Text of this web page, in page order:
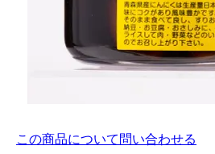
この商品について問い合わせる